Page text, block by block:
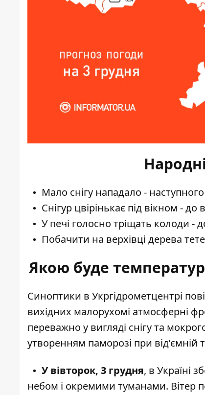
Мало снігу нападало -
Снігур цвірінькає під вікном - до
У печі голосно тріщать колоди -
Побачити на верхівці дерева
Якою буде
Синоптики в Укргідрометцентрі
вихідних малорухомі атмосферні
переважно у вигляді снігу та
утворенням паморозі при від’ємній
У вівторок, 3 грудня, в Україні
небом і окремими туманами. Вітер